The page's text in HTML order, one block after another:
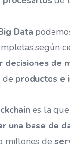
Data
según
decisiones de
de productos e
es la que
una base de
millones de